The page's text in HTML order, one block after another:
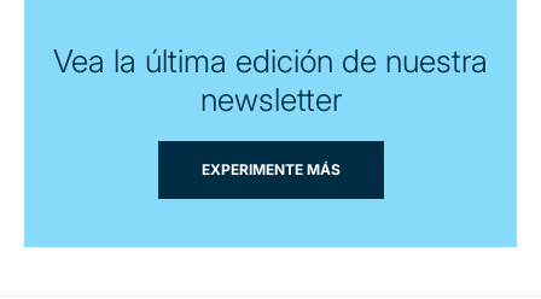
Vea la última edición de nuestra
newsletter
EXPERIMENTE MÁS